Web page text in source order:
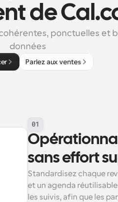
de
ponctuelles et
données
Parlez aux ventes
01
sans effort
Standardisez chaque
et un agenda
les suivis, afin que les